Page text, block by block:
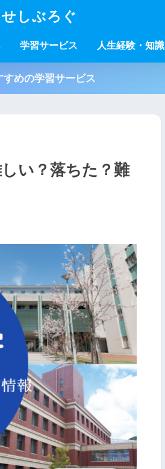
せしぶろぐ
学習サービス 人生経験・知識
すめの学習サービス
い？落ちた？難